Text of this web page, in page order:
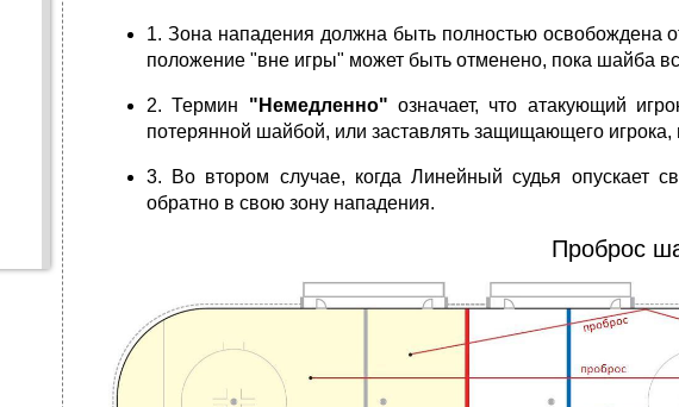
1. Зона нападения должна быть полностью освобождена
положение "вне игры" может быть отменено, пока шайба
2. Термин "Немедленно" означает, что атакующий
потерянной шайбой, или заставлять защищающего игрока,
3. Во втором случае, когда Линейный судья опускает
обратно в свою зону нападения.
Проброс